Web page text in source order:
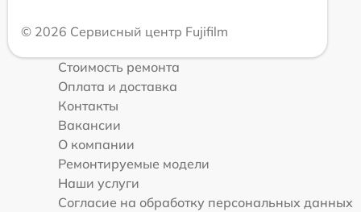
© 2026 Сервисный центр Fujifilm
Стоимость ремонта
Оплата и доставка
Контакты
Вакансии
О компании
Ремонтируемые модели
Наши услуги
Согласие на обработку персональных данных